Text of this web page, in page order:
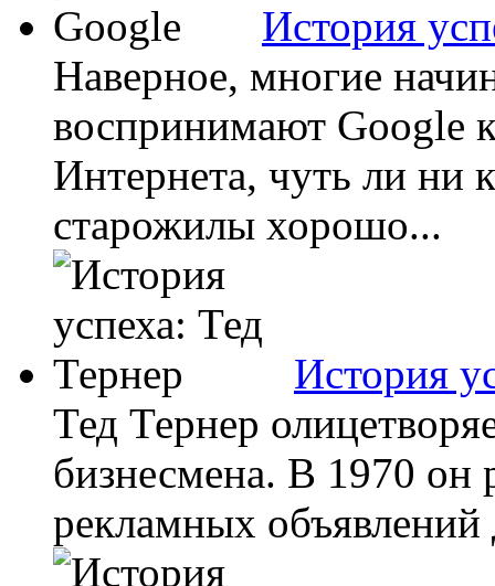
История
Наверное, многие
воспринимают Google
Интернета, чуть ли ни
старожилы хорошо...
История
Тед Тернер
бизнесмена. В 1970 он
рекламных